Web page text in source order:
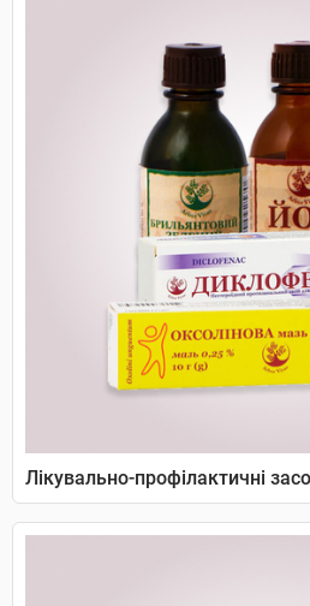
Лікувально-профілактичні